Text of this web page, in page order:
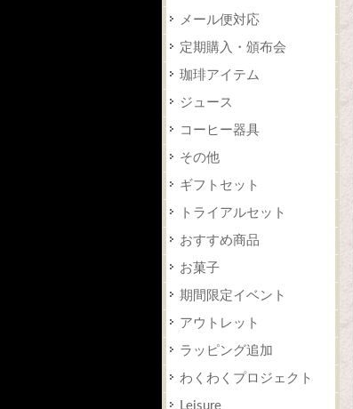
メール便対応
定期購入・頒布会
珈琲アイテム
ジュース
コーヒー器具
その他
ギフトセット
トライアルセット
おすすめ商品
お菓子
期間限定イベント
アウトレット
ラッピング追加
わくわくプロジェクト
Leisure